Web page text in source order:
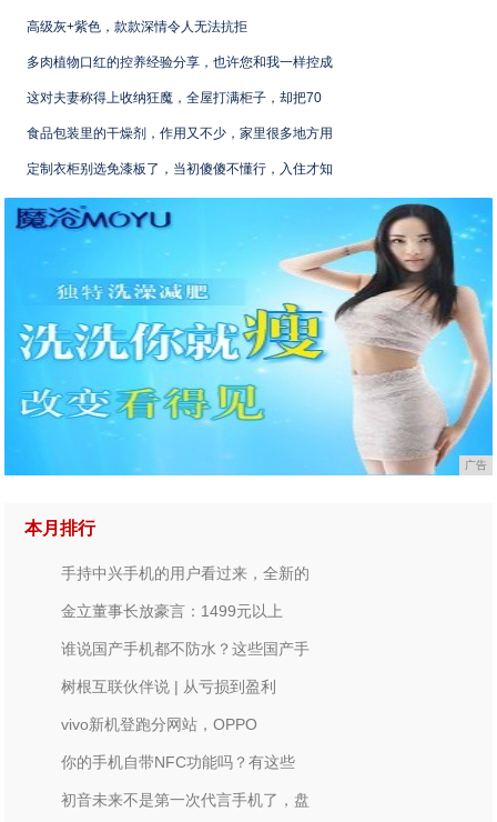
高级灰+紫色，款款深情令人无法抗拒
多肉植物口红的控养经验分享，也许您和我一样控成
这对夫妻称得上收纳狂魔，全屋打满柜子，却把70
食品包装里的干燥剂，作用又不少，家里很多地方用
定制衣柜别选免漆板了，当初傻傻不懂行，入住才知
广告
本月排行
手持中兴手机的用户看过来，全新的
金立董事长放豪言：1499元以上
谁说国产手机都不防水？这些国产手
树根互联伙伴说 | 从亏损到盈利
vivo新机登跑分网站，OPPO
你的手机自带NFC功能吗？有这些
初音未来不是第一次代言手机了，盘